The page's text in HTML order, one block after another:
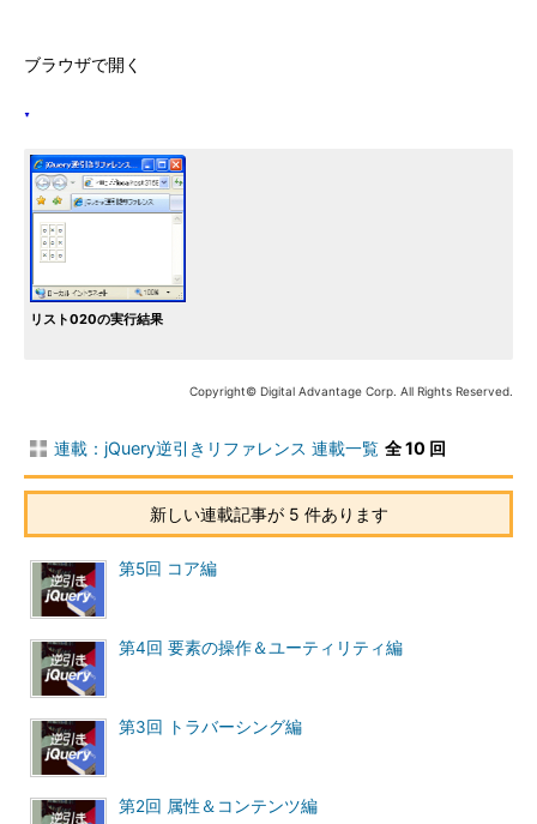
ブラウザで開く
リスト020の実行結果
Copyright© Digital Advantage Corp. All Rights Reserved.
連載：jQuery逆引きリファレンス 連載一覧 全 10 回
新しい連載記事が 5 件あります
第5回 コア編
第4回 要素の操作＆ユーティリティ編
第3回 トラバーシング編
第2回 属性＆コンテンツ編